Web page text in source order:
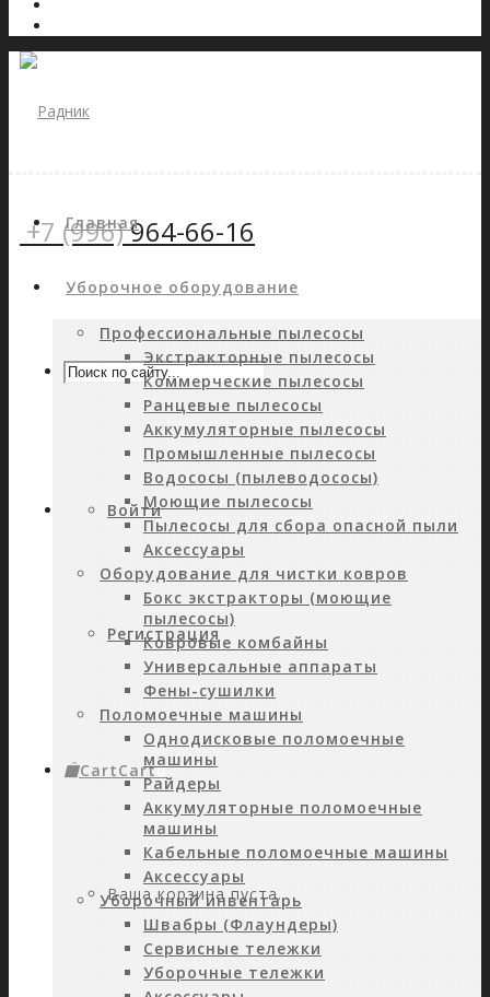
+7 (996)964-66-16
Войти
Регистрация
CartCart0
Ваша корзина пуста.
Главная
Уборочное оборудование
Профессиональные пылесосы
Экстракторные пылесосы
Коммерческие пылесосы
Ранцевые пылесосы
Аккумуляторные пылесосы
Промышленные пылесосы
Водососы (пылеводососы)
Моющие пылесосы
Пылесосы для сбора опасной пыли
Аксессуары
Оборудование для чистки ковров
Бокс экстракторы (моющие
пылесосы)
Ковровые комбайны
Универсальные аппараты
Фены-сушилки
Поломоечные машины
Однодисковые поломоечные
машины
Райдеры
Аккумуляторные поломоечные
машины
Кабельные поломоечные машины
Аксессуары
Уборочный инвентарь
Швабры (Флаундеры)
Сервисные тележки
Уборочные тележки